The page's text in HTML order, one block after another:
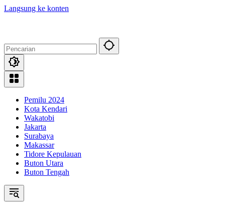
Langsung ke konten
Pemilu 2024
Kota Kendari
Wakatobi
Jakarta
Surabaya
Makassar
Tidore Kepulauan
Buton Utara
Buton Tengah